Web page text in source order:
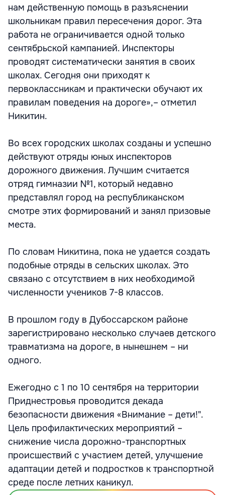
нам действенную помощь в разъяснении
школьникам правил пересечения дорог. Эта
работа не ограничивается одной только
сентябрьской кампанией. Инспекторы
проводят систематически занятия в своих
школах. Сегодня они приходят к
первоклассникам и практически обучают их
правилам поведения на дороге»,­– отметил
Никитин.
Во всех городских школах созданы и успешно
действуют отряды юных инспекторов
дорожного движения. Лучшим считается
отряд гимназии №1, который недавно
представлял город на республиканском
смотре этих формирований и занял призовые
места.
По словам Никитина, пока не удается создать
подобные отряды в сельских школах. Это
связано с отсутствием в них необходимой
численности учеников 7-8 классов.
В прошлом году в Дубоссарском районе
зарегистрировано несколько случаев детского
травматизма на дороге, в нынешнем – ни
одного.
Ежегодно с 1 по 10 сентября на территории
Приднестровья проводится декада
безопасности движения «Внимание – дети!".
Цель профилактических мероприятий –
снижение числа дорожно-транспортных
происшествий с участием детей, улучшение
адаптации детей и подростков к транспортной
среде после летних каникул.